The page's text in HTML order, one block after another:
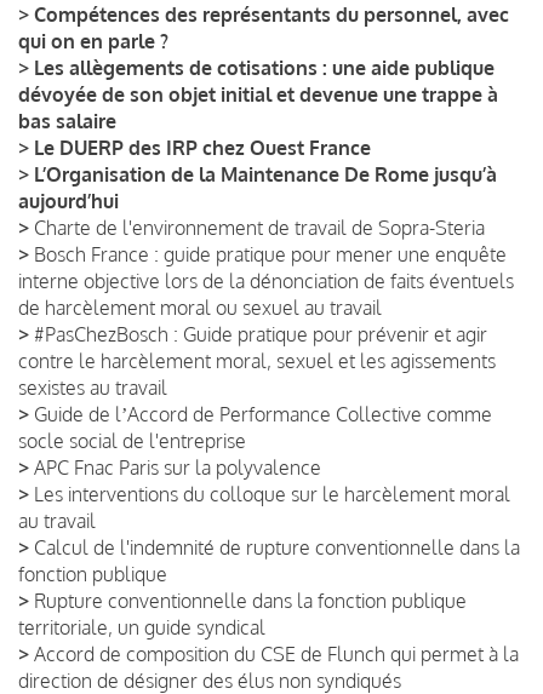
> Compétences des représentants du personnel, avec
qui on en parle ?
> Les allègements de cotisations : une aide publique
dévoyée de son objet initial et devenue une trappe à
bas salaire
> Le DUERP des IRP chez Ouest France
> L’Organisation de la Maintenance De Rome jusqu’à
aujourd’hui
> Charte de l'environnement de travail de Sopra-Steria
> Bosch France : guide pratique pour mener une enquête
interne objective lors de la dénonciation de faits éventuels
de harcèlement moral ou sexuel au travail
> #PasChezBosch : Guide pratique pour prévenir et agir
contre le harcèlement moral, sexuel et les agissements
sexistes au travail
> Guide de lʼAccord de Performance Collective comme
socle social de l'entreprise
> APC Fnac Paris sur la polyvalence
> Les interventions du colloque sur le harcèlement moral
au travail
> Calcul de l'indemnité de rupture conventionnelle dans la
fonction publique
> Rupture conventionnelle dans la fonction publique
territoriale, un guide syndical
> Accord de composition du CSE de Flunch qui permet à la
direction de désigner des élus non syndiqués